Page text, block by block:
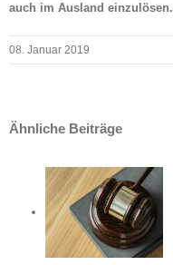
auch im Ausland einzulösen.
08. Januar 2019
Ähnliche Beiträge